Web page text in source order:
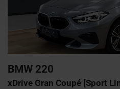
BMW 220
xDrive Gran Coupé [Sport